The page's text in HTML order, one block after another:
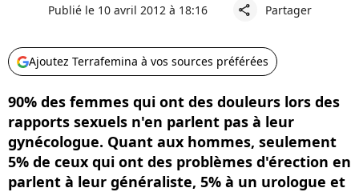
Publié le 10 avril 2012 à 18:16 share Partager
Ajoutez Terrafemina à vos sources préférées
90% des femmes qui ont des douleurs lors des
rapports sexuels n'en parlent pas à leur
gynécologue. Quant aux hommes, seulement
5% de ceux qui ont des problèmes d'érection en
parlent à leur généraliste, 5% à un urologue et